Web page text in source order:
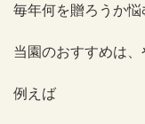
毎年何を贈ろうか
当園のおすすめは、
例えば